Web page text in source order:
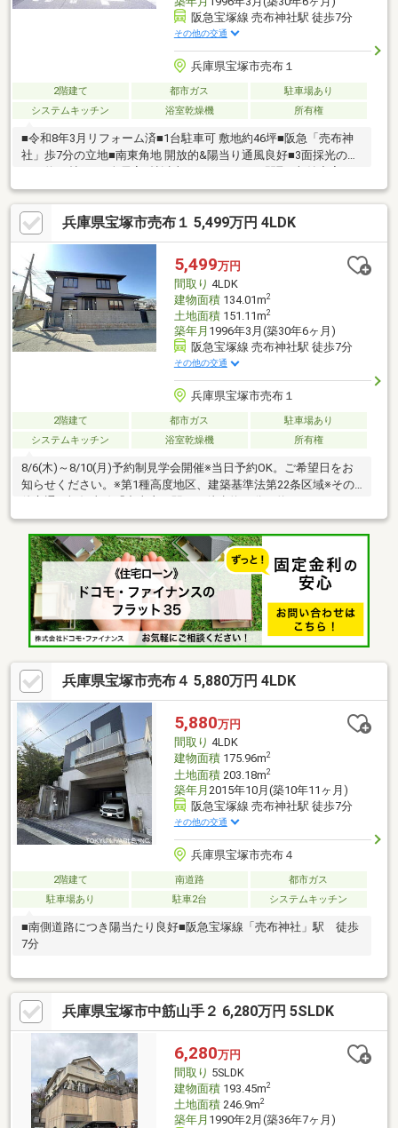
阪急宝塚線 売布神社駅 徒歩7分
その他の交通
兵庫県宝塚市売布１
2階建て 都市ガス
駐車場あり
システムキッチン
浴室乾燥機 所有権
■令和8年3月リフォーム済■1台駐車可 敷地約46坪■阪急「売布神
社」歩7分の立地■南東角地 開放的&陽当り通風良好■3面採光の明
全居室収納、ウォークインCL■洗濯物が乾きやすい南向きバルコ
ニー■前道幅約7mで駐車しやすい■スーパーが徒歩10分圏内〈リ
フォーム内容〉・システムキッチン新調・洗面化粧台新調・ユニ
ットバス新調・温水洗浄便座付トイレ新調・クロス・フローリン
グ貼替・建具新調などお家探しは、『物件掲載数No.1』のトラス
トホームにお任せください！ 0120-39-3909
兵庫県宝塚市売布１ 5,499万円 4LDK
5,499万円
間取り 4LDK
建物面積134.01m2
土地面積151.11m2
築年月 1996年3月(築30年6ヶ月)
阪急宝塚線 売布神社駅 徒歩7分
その他の交通
兵庫県宝塚市売布１
2階建て 都市ガス
駐車場あり
システムキッチン
浴室乾燥機 所有権
8/6(木)～8/10(月)予約制見学会開催※当日予約OK。ご希望日をお
知らせください。※第1種高度地区、建築基準法第22条区域※その
フォーム内容：資料記載のリフォーム内容は着工時のものであ
り、着工後の状況によっては内容を変更する場合がございます。
※各階面積：1階73.58㎡ 2階60.43㎡※情報と現況が相違する場合
は、現況優先とします。※司法書士は売主の指定になります。※通
学の区域に関しては自治体や教育委員会等にご確認ください。
兵庫県宝塚市売布４ 5,880万円 4LDK
5,880万円
間取り 4LDK
建物面積175.96m2
土地面積203.18m2
築年月 2015年10月(築10年11ヶ月)
阪急宝塚線 売布神社駅 徒歩7分
その他の交通
兵庫県宝塚市売布４
2階建て 南道路
都市ガス
駐車場あり
駐車2台 システムキッチン
■南側道路につき陽当たり良好■阪急宝塚線「売布神社」駅 徒歩
7分
兵庫県宝塚市中筋山手２ 6,280万円 5SLDK
6,280万円
間取り 5SLDK
建物面積193.45m2
土地面積246.9m2
築年月 1990年2月(築36年7ヶ月)